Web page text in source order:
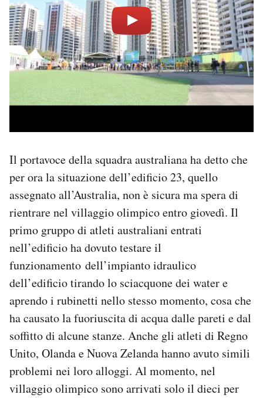
Il portavoce della squadra australiana ha detto che
per ora la situazione dell’edificio 23, quello
assegnato all’Australia, non è sicura ma spera di
rientrare nel villaggio olimpico entro giovedì. Il
primo gruppo di atleti australiani entrati
nell’edificio ha dovuto testare il
funzionamento dell’impianto idraulico
dell’edificio tirando lo sciacquone dei water e
aprendo i rubinetti nello stesso momento, cosa che
ha causato la fuoriuscita di acqua dalle pareti e dal
soffitto di alcune stanze. Anche gli atleti di Regno
Unito, Olanda e Nuova Zelanda hanno avuto simili
problemi nei loro alloggi. Al momento, nel
villaggio olimpico sono arrivati solo il dieci per